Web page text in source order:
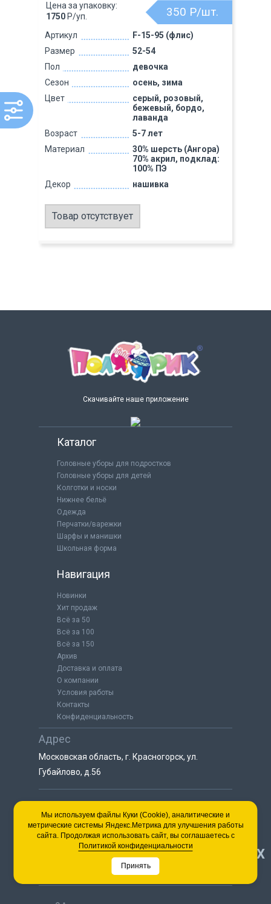
Артикул
F-15-95 (флис)
Размер
52-54
Пол
девочка
Сезон
осень, зима
Цвет
серый, розовый,
бежевый, бордо,
лаванда
Возраст
5-7 лет
Материал
30% шерсть (Ангора)
70% акрил, подклад:
100% ПЭ
Декор
нашивка
350 Р/шт.
Цена за упаковку:
1750 Р/уп.
Товар отсутствует
Скачивайте наше приложение
Каталог
Головные уборы для подростков
Головные уборы для детей
Колготки и носки
Нижнее бельё
Одежда
Перчатки/варежки
Шарфы и манишки
Школьная форма
Навигация
Новинки
Хит продаж
Всё за 50
Всё за 100
Всё за 150
Архив
Доставка и оплата
О компании
Условия работы
Контакты
Конфиденциальность
Адрес
Московская область, г. Красногорск, ул.
Губайлово, д.56
8 (925) 064-55-25
пн-сб с 9:00 до 18:00
8 (495) 563-03-35
пн-сб с 9:00 до 18:00 НАВЕРХ
Мы используем файлы Куки (Cookie), аналитические и
метрические системы Яндекс.Метрика для улучшения работы
сайта. Продолжая использовать сайт, вы соглашаетесь с
Политикой конфиденциальности
Принять